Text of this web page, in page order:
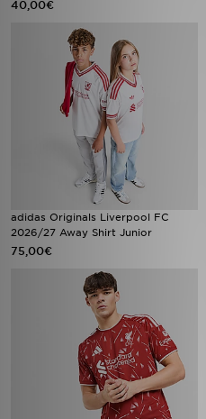
40,00€
adidas Originals Liverpool FC
2026/27 Away Shirt Junior
75,00€